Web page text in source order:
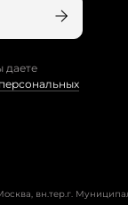
даете
вн.тер.г.